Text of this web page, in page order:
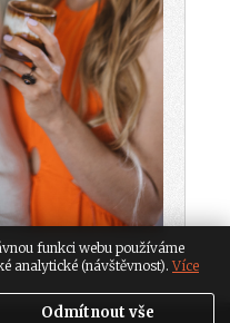
funkci webu používáme
analytické (návštěvnost).Více
Odmítnout vše